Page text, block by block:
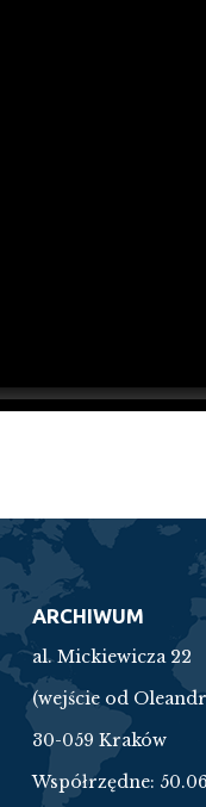
ARCHIWUM
al. Mickiewicza 22
(wejście od
30-059 Kraków
Współrzędne: